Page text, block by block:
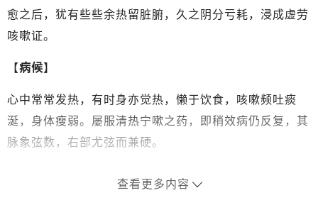
愈之后，犹有些些余热留脏腑，久之阴分亏耗，浸成虚劳
咳嗽证。
【病候】
心中常常发热，有时身亦觉热，懒于饮食，咳嗽频吐痰
涎，身体瘦弱。屡服清热宁嗽之药，即稍效病仍反复，其
脉象弦数，右部尤弦而兼硬。
查看更多内容